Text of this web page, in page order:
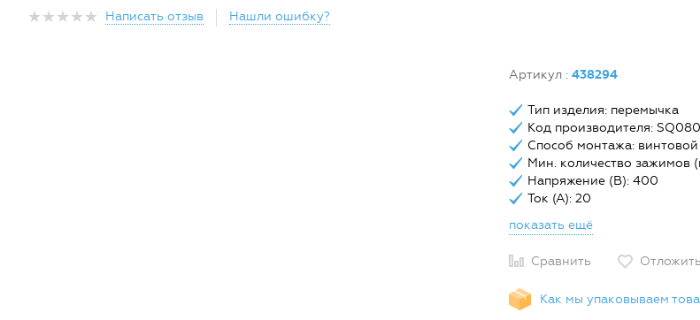
Написать отзыв Нашли ошибку?
Артикул : 438294
Тип изделия: перемычка
Код производителя:
Способ монтажа: винтовой
Мин. количество зажимов
Напряжение (В): 400
Ток (А): 20
показать ещё
Сравнить Отложить
Как мы упаковываем